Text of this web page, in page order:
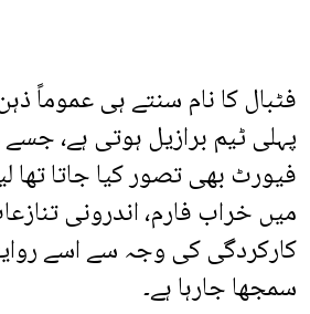
فٹبال کا نام سنتے ہی عموماً
پہلی ٹیم برازیل ہوتی ہے،
فیورٹ بھی تصور کیا جاتا تھا
میں خراب فارم، اندرونی
کارکردگی کی وجہ سے اسے
سمجھا جارہا ہے۔